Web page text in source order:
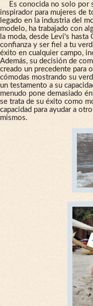
Es conocida no solo por
inspirador para mujeres de
legado en la industria del
modelo, ha trabajado con
la moda, desde Levi's
confianza y ser fiel a tu
éxito en cualquier campo,
Además, su decisión de
creado un precedente para
cómodas mostrando su
un testamento a su
menudo pone demasiado
se trata de su éxito como
capacidad para ayudar a
mismos.